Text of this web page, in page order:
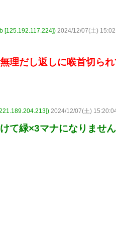
[125.192.117.224]) 2024/12/07(土)
理だし返しに喉首切ら
2024/12/07(土)
て緑×3マナになりませ